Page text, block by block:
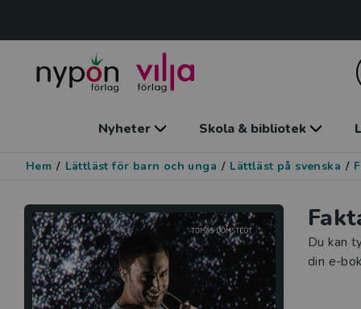
Nyheter Skola & bibliotek
Hem / Lättläst för barn och unga / Lättläst på svenska /
Du kan
din e-